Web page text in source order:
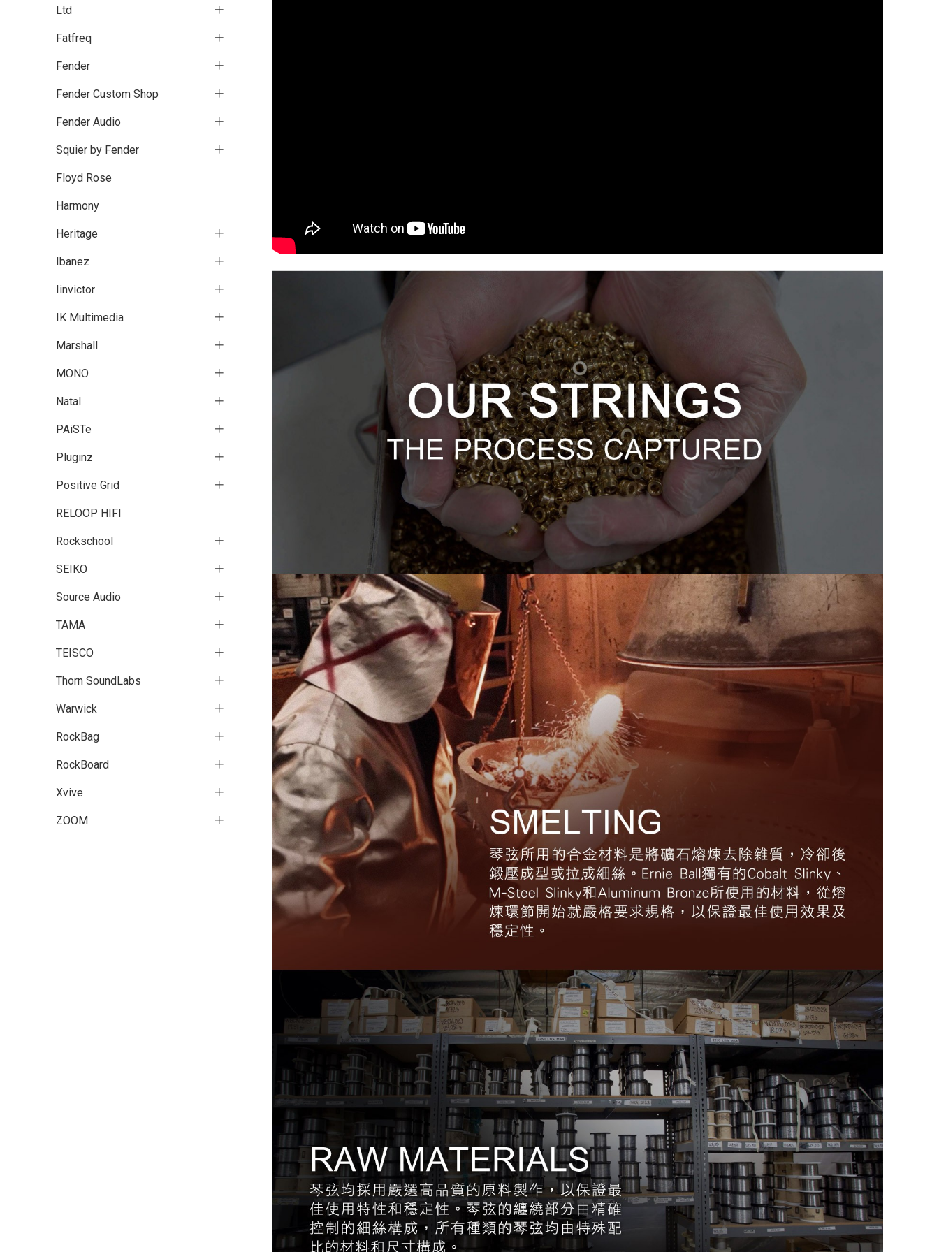
Ltd
Fatfreq
Fender
Fender Custom Shop
Fender Audio
Squier by Fender
Floyd Rose
Harmony
Heritage
Ibanez
Iinvictor
IK Multimedia
Marshall
MONO
Natal
PAiSTe
Pluginz
Positive Grid
RELOOP HIFI
Rockschool
SEIKO
Source Audio
TAMA
TEISCO
Thorn SoundLabs
Warwick
RockBag
RockBoard
Xvive
ZOOM